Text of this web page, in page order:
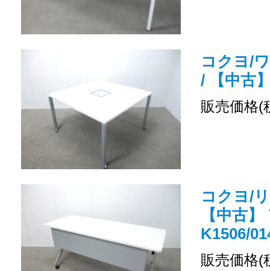
コクヨ/
/ 【中古
販売価格(
コクヨ/
【中古
K1506/
販売価格(